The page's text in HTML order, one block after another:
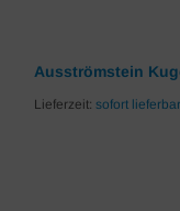
Ausströmstein
Lieferzeit: sofort lieferbar